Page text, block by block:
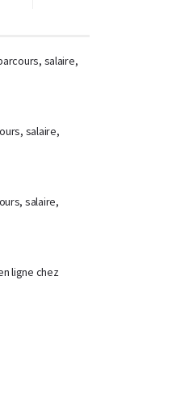
salaire,
salaire,
salaire,
ligne chez